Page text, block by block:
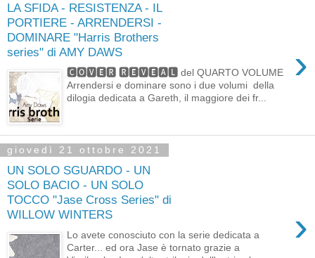
LA SFIDA - RESISTENZA - IL
PORTIERE - ARRENDERSI -
DOMINARE "Harris Brothers
series" di AMY DAWS
›
🅲🅾🆅🅴🆁 🆁🅴🆅🅴🅰🅻 del QUARTO VOLUME
Arrendersi e dominare sono i due volumi della
dilogia dedicata a Gareth, il maggiore dei fr...
giovedì 21 ottobre 2021
UN SOLO SGUARDO - UN
SOLO BACIO - UN SOLO
TOCCO "Jase Cross Series" di
WILLOW WINTERS
›
Lo avete conosciuto con la serie dedicata a
Carter... ed ora Jase è tornato grazie a